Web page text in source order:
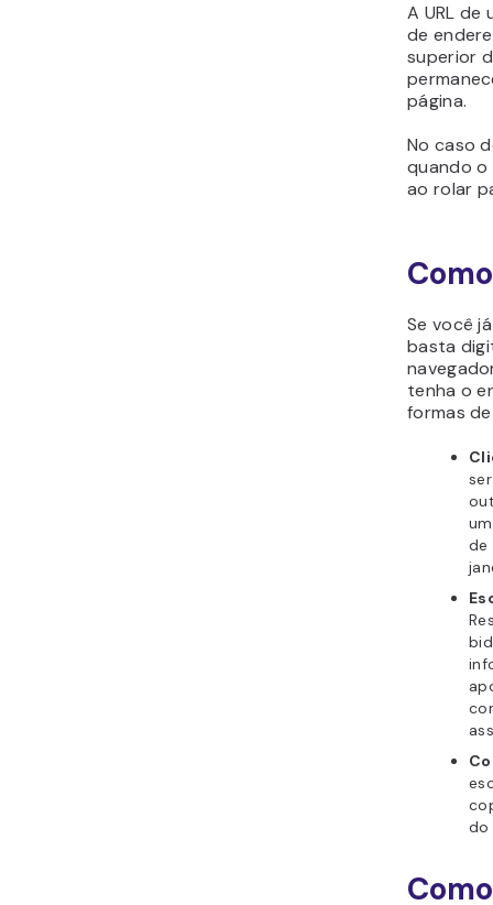
A URL de
de
superior
página.
No caso
quando o
ao rolar
Se você
basta
tenha o
formas de
de
do